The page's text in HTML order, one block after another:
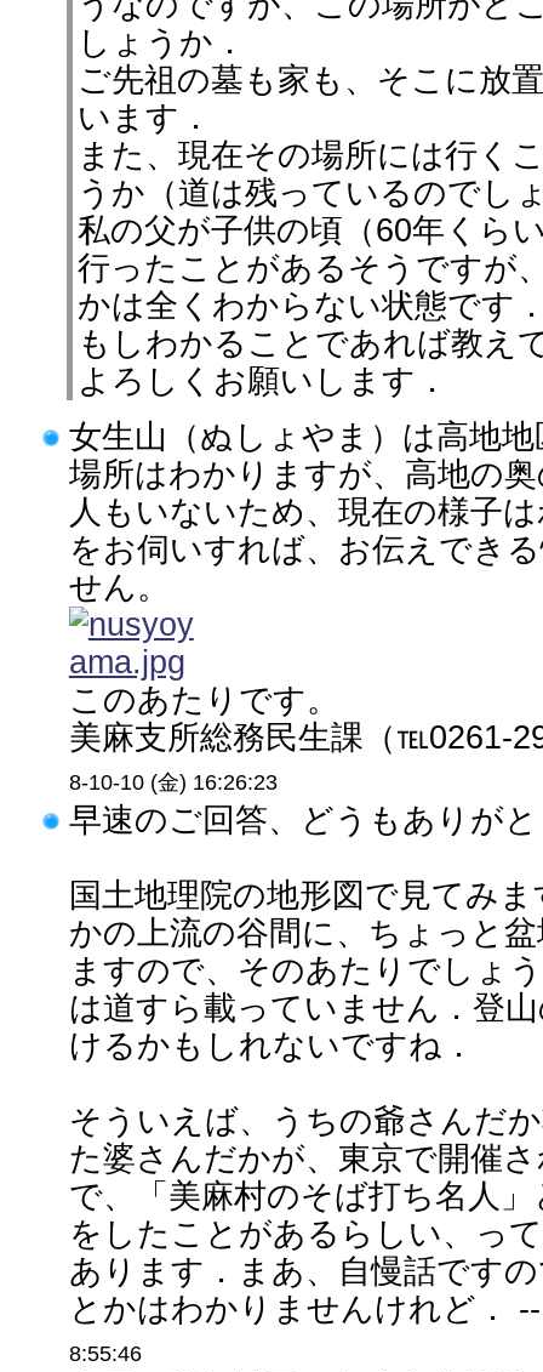
しょうか．
ご先祖の墓も家も、そこに放
います．
また、現在その場所には行く
うか（道は残っているのでし
私の父が子供の頃（60年くら
行ったことがあるそうですが
かは全くわからない状態です
もしわかることであれば教え
よろしくお願いします．
女生山（ぬしょやま）は高地
場所はわかりますが、高地の
人もいないため、現在の様子
をお伺いすれば、お伝えでき
せん。
このあたりです。
美麻支所総務民生課（℡0261-
8-10-10 (金) 16:26:23
早速のご回答、どうもありが
国土地理院の地形図で見てみ
かの上流の谷間に、ちょっと
ますので、そのあたりでしょ
は道すら載っていません．登
けるかもしれないですね．
そういえば、うちの爺さんだ
た婆さんだかが、東京で開催
で、「美麻村のそば打ち名人
をしたことがあるらしい、っ
あります．まあ、自慢話です
とかはわかりませんけれど．
8:55:46